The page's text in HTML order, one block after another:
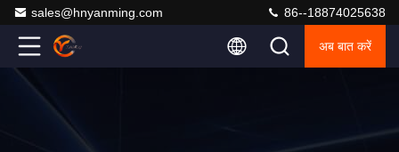
sales@hnyanming.com 86--18874025638
अब बात करें